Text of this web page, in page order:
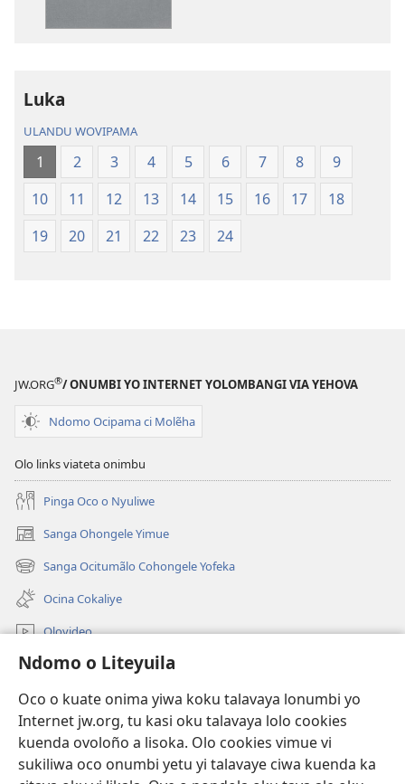
Ndomo o Liteyuila
Oco o kuate onima yiwa koku talavaya lonumbi yo
Internet jw.org, tu kasi oku talavaya lolo cookies
kuenda ovoloño a lisoka. Olo cookies vimue vi
sukiliwa oco onumbi yetu yi talavaye ciwa kuenda ka
Luka
ULANDU WOVIPAMA
1 2 3 4 5 6 7 8
9
10
11 12 13 14 15 16 17
18
19
20 21 22 23 24
JW.ORG®/ ONUMBI YO INTERNET YOLOMBANGI VIA YEHOVA
Ndomo Ocipama ci Molẽha
Olo links viateta onimbu
Pinga Oco o Nyuliwe
Sanga Ohongele Yimue
(yikula
onjanela
yokaliye)
Sanga Ocitumãlo Cohongele Yofeka
(yikula
onjanela
yokaliye)
Ocina Cokaliye
Olovideo
Videos with Audio Descriptions
Sandiliya
Ekuatiso
Olombanjaile